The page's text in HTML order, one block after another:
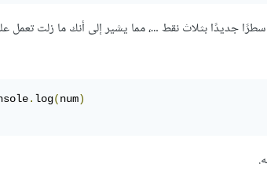
جديدًا بثلاث نقط …، مما يشير إلى أنك ما زلت تعمل
. log(num)